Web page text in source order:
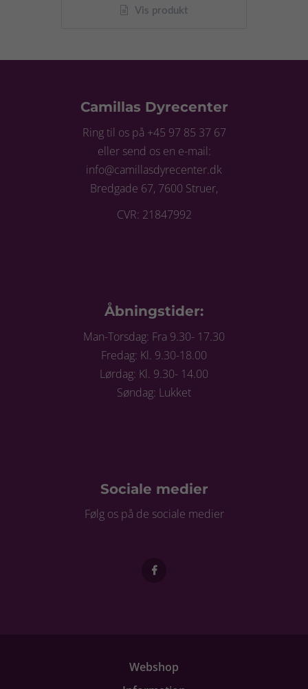
Vis produkt
Camillas Dyrecenter
Ring til os på +45 97 85 37 67
eller send os en e-mail:
info@camillasdyrecenter.dk
Bredgade 67, 7600 Struer,
CVR: 21847992
Åbningstider:
Man-Torsdag: Fra 9.30- 17.30
Fredag: Kl. 9.30-18.00
Lørdag: Kl. 9.30- 14.00
Søndag: Lukket
Sociale medier
Følg os på de sociale medier
Webshop